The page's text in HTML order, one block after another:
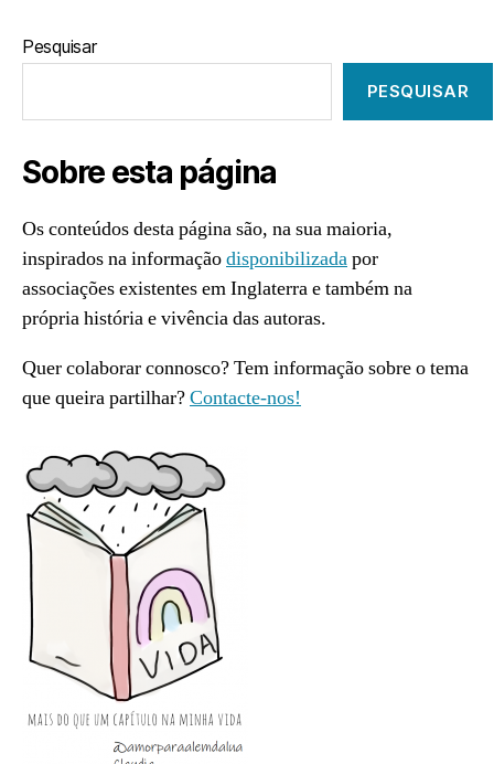
Pesquisar
PESQUISAR
Sobre esta página
Os conteúdos desta página são, na sua maioria,
inspirados na informaçãodisponibilizadapor
associações existentes em Inglaterra e também na
própria história e vivência das autoras.
Quer colaborar connosco? Tem informação sobre o tema
que queira partilhar?Contacte-nos!